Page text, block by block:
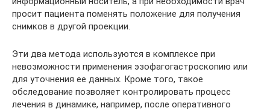
просит пациента поменять положение для получения
снимков в другой проекции.
Эти два метода используются в комплексе при
невозможности применения эзофагогастроскопию или
для уточнения ее данных. Кроме того, такое
обследование позволяет контролировать процесс
лечения в динамике, например, после оперативного